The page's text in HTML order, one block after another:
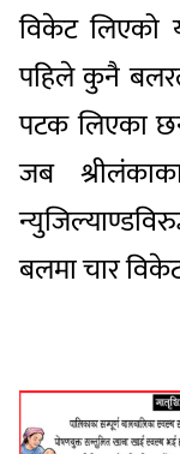
विकेट लिएको
पहिले कुनै
पटक लिएका
जब
बलमा चार